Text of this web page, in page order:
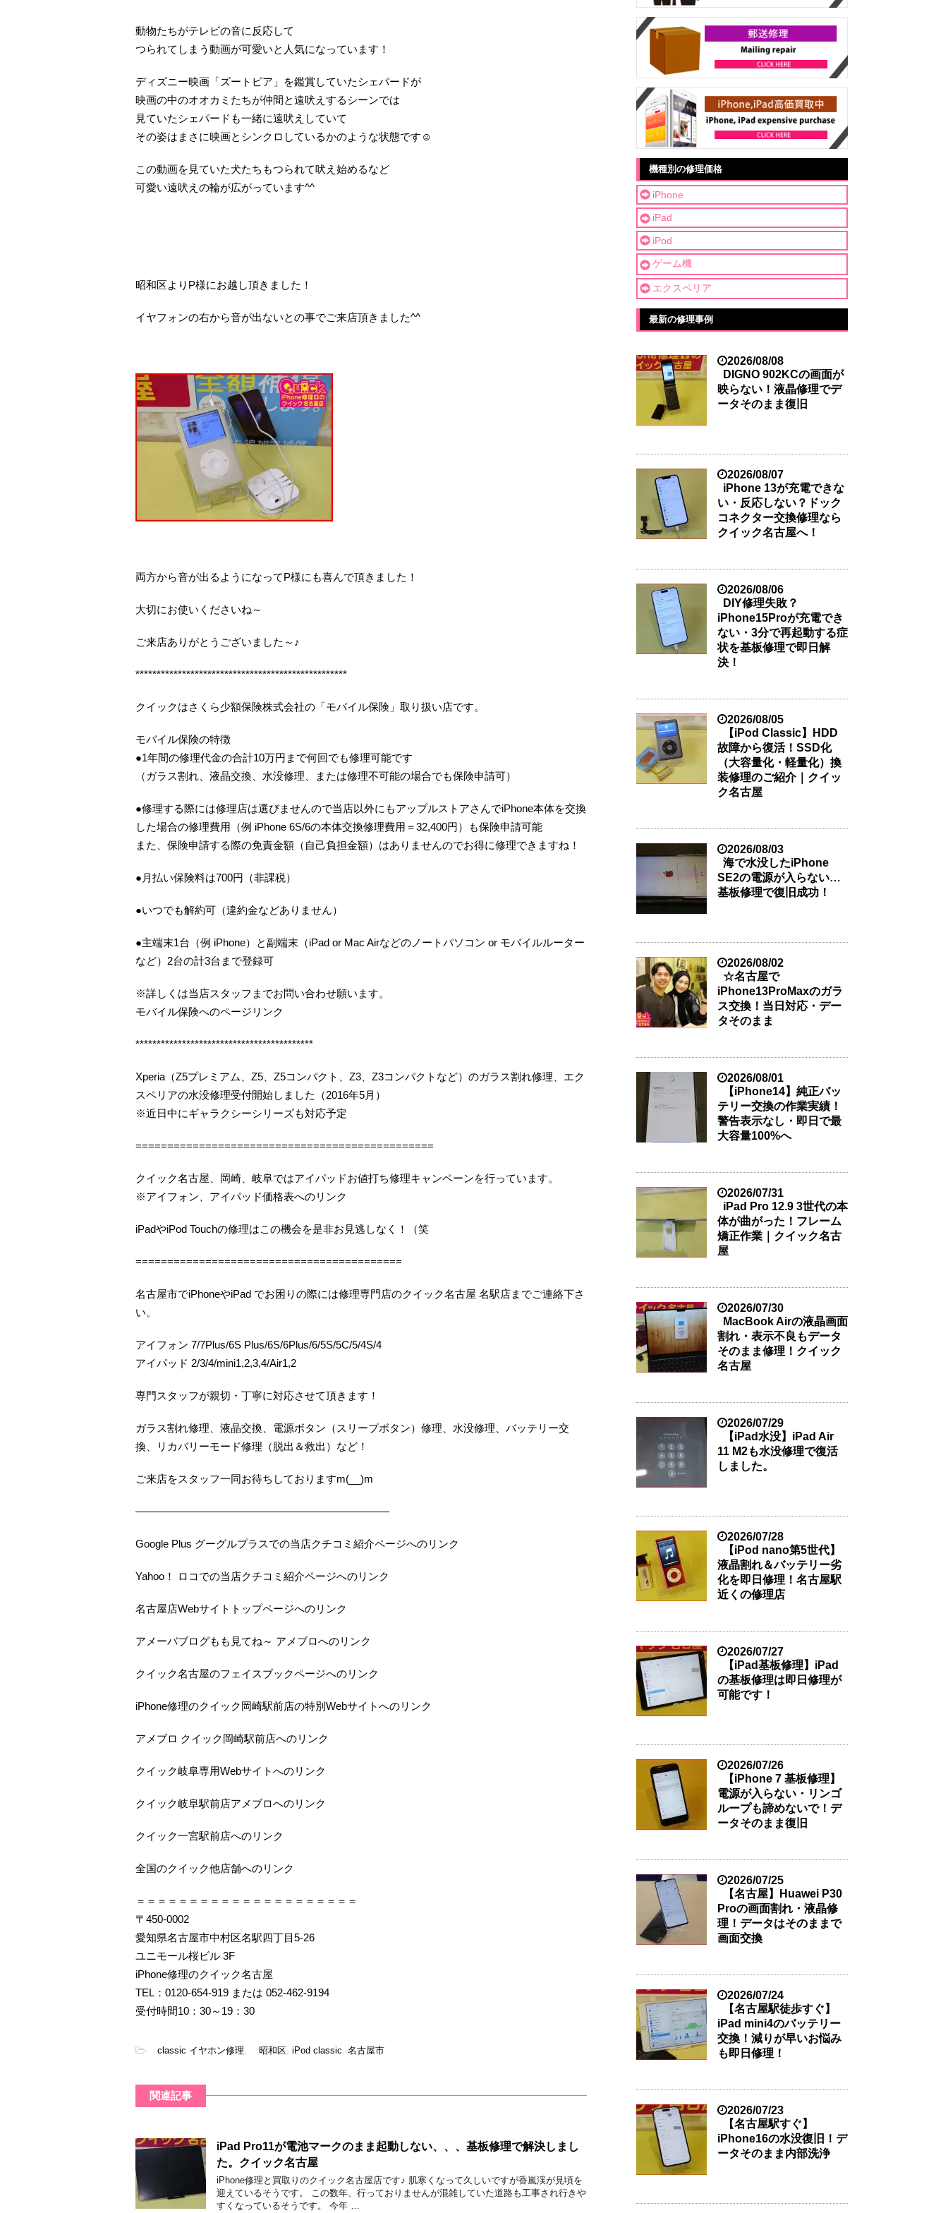
動物たちがテレビの音に反応して
つられてしまう動画が可愛いと人気になっています！
ディズニー映画「ズートピア」を鑑賞していたシェパードが
映画の中のオオカミたちが仲間と遠吠えするシーンでは
見ていたシェパードも一緒に遠吠えしていて
その姿はまさに映画とシンクロしているかのような状態です☺️
この動画を見ていた犬たちもつられて吠え始めるなど
可愛い遠吠えの輪が広がっています^^
昭和区よりP様にお越し頂きました！
イヤフォンの右から音が出ないとの事でご来店頂きました^^
両方から音が出るようになってP様にも喜んで頂きました！
大切にお使いくださいね～
ご来店ありがとうございました～♪
**************************************************
クイックはさくら少額保険株式会社の「モバイル保険」取り扱い店です。
モバイル保険の特徴
●1年間の修理代金の合計10万円まで何回でも修理可能です
（ガラス割れ、液晶交換、水没修理、または修理不可能の場合でも保険申請可）
●修理する際には修理店は選びませんので当店以外にもアップルストアさんでiPhone本体を交換
した場合の修理費用（例 iPhone 6S/6の本体交換修理費用＝32,400円）も保険申請可能
また、保険申請する際の免責金額（自己負担金額）はありませんのでお得に修理できますね！
●月払い保険料は700円（非課税）
●いつでも解約可（違約金などありません）
●主端末1台（例 iPhone）と副端末（iPad or Mac Airなどのノートパソコン or モバイルルーター
など）2台の計3台まで登録可
※詳しくは当店スタッフまでお問い合わせ願います。
モバイル保険へのページリンク
******************************************
Xperia（Z5プレミアム、Z5、Z5コンパクト、Z3、Z3コンパクトなど）のガラス割れ修理、エク
スペリアの水没修理受付開始しました（2016年5月）
※近日中にギャラクシーシリーズも対応予定
===============================================
クイック名古屋、岡崎、岐阜ではアイパッドお値打ち修理キャンペーンを行っています。
※アイフォン、アイパッド価格表へのリンク
iPadやiPod Touchの修理はこの機会を是非お見逃しなく！（笑
==========================================
名古屋市でiPhoneやiPad でお困りの際には修理専門店のクイック名古屋 名駅店までご連絡下さ
い。
アイフォン 7/7Plus/6S Plus/6S/6Plus/6/5S/5C/5/4S/4
アイパッド 2/3/4/mini1,2,3,4/Air1,2
専門スタッフが親切・丁寧に対応させて頂きます！
ガラス割れ修理、液晶交換、電源ボタン（スリープボタン）修理、水没修理、バッテリー交
換、リカバリーモード修理（脱出＆救出）など！
ご来店をスタッフ一同お待ちしておりますm(__)m
————————————————————————
Google Plus グーグルプラスでの当店クチコミ紹介ページへのリンク
Yahoo！ ロコでの当店クチコミ紹介ページへのリンク
名古屋店Webサイトトップページへのリンク
アメーバブログもも見てね～ アメブロへのリンク
クイック名古屋のフェイスブックページへのリンク
iPhone修理のクイック岡崎駅前店の特別Webサイトへのリンク
アメブロ クイック岡崎駅前店へのリンク
クイック岐阜専用Webサイトへのリンク
クイック岐阜駅前店アメブロへのリンク
クイック一宮駅前店へのリンク
全国のクイック他店舗へのリンク
＝＝＝＝＝＝＝＝＝＝＝＝＝＝＝＝＝＝＝＝＝
〒450-0002
愛知県名古屋市中村区名駅四丁目5-26
ユニモール桜ビル 3F
iPhone修理のクイック名古屋
TEL：0120-654-919 または 052-462-9194
受付時間10：30～19：30
- classic イヤホン修理, 昭和区, iPod classic, 名古屋市
関連記事
iPad Pro11が電池マークのまま起動しない、、、基板修理で解決しまし
た。クイック名古屋
iPhone修理と買取りのクイック名古屋店です♪ 肌寒くなって久しいですが香嵐渓が見頃を
迎えているそうです。 この数年、行っておりませんが混雑していた道路も工事され行きや
すくなっているそうです。 今年 …
機種別の修理価格
iPhone
iPad
iPod
ゲーム機
エクスペリア
最新の修理事例
2026/08/08
DIGNO 902KCの画面が
映らない！液晶修理でデ
ータそのまま復旧
2026/08/07
iPhone 13が充電できな
い・反応しない？ドック
コネクター交換修理なら
クイック名古屋へ！
2026/08/06
DIY修理失敗？
iPhone15Proが充電でき
ない・3分で再起動する症
状を基板修理で即日解
決！
2026/08/05
【iPod Classic】HDD
故障から復活！SSD化
（大容量化・軽量化）換
装修理のご紹介｜クイッ
ク名古屋
2026/08/03
海で水没したiPhone
SE2の電源が入らない…
基板修理で復旧成功！
2026/08/02
☆名古屋で
iPhone13ProMaxのガラ
ス交換！当日対応・デー
タそのまま
2026/08/01
【iPhone14】純正バッ
テリー交換の作業実績！
警告表示なし・即日で最
大容量100%へ
2026/07/31
iPad Pro 12.9 3世代の本
体が曲がった！フレーム
矯正作業｜クイック名古
屋
2026/07/30
MacBook Airの液晶画面
割れ・表示不良もデータ
そのまま修理！クイック
名古屋
2026/07/29
【iPad水没】iPad Air
11 M2も水没修理で復活
しました。
2026/07/28
【iPod nano第5世代】
液晶割れ＆バッテリー劣
化を即日修理！名古屋駅
近くの修理店
2026/07/27
【iPad基板修理】iPad
の基板修理は即日修理が
可能です！
2026/07/26
【iPhone 7 基板修理】
電源が入らない・リンゴ
ループも諦めないで！デ
ータそのまま復旧
2026/07/25
【名古屋】Huawei P30
Proの画面割れ・液晶修
理！データはそのままで
画面交換
2026/07/24
【名古屋駅徒歩すぐ】
iPad mini4のバッテリー
交換！減りが早いお悩み
も即日修理！
2026/07/23
【名古屋駅すぐ】
iPhone16の水没復旧！デ
ータそのまま内部洗浄